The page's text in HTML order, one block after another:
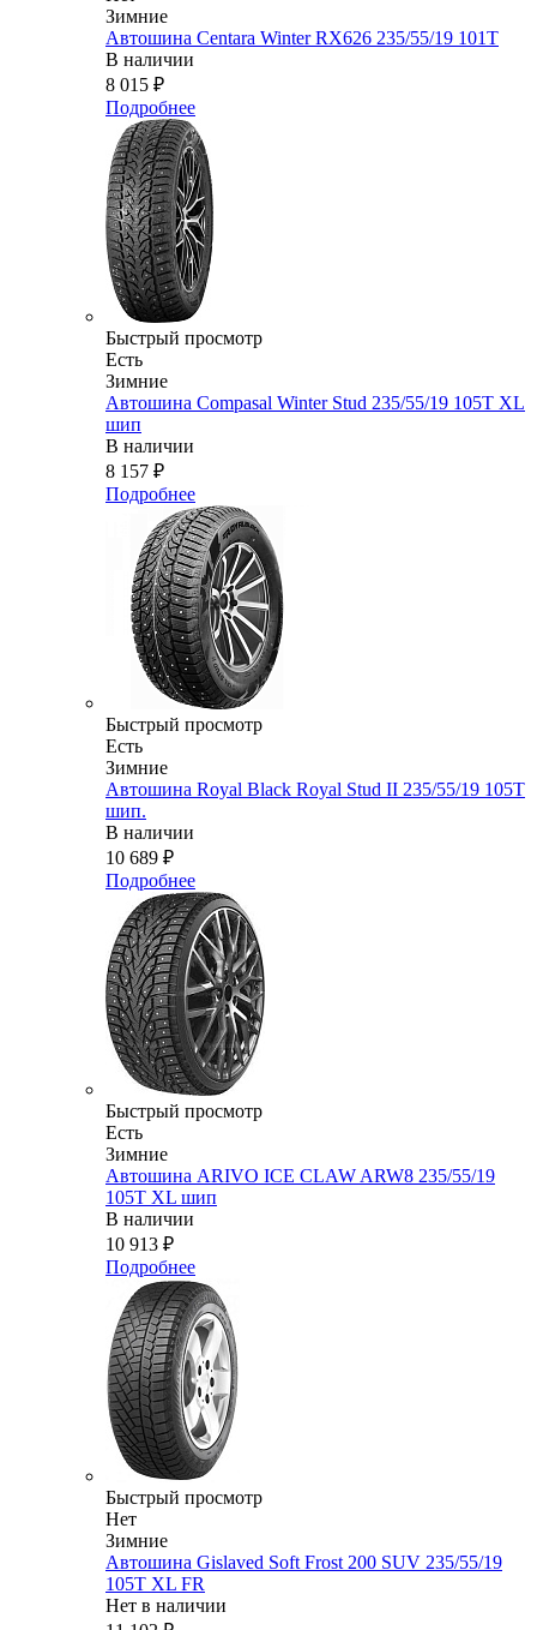
Зимние
Автошина Centara Winter RX626 235/55/19 101T
В наличии
8 015 ₽
Подробнее
Быстрый просмотр
Есть
Зимние
Автошина Compasal Winter Stud 235/55/19 105T XL
шип
В наличии
8 157 ₽
Подробнее
Быстрый просмотр
Есть
Зимние
Автошина Royal Black Royal Stud II 235/55/19 105T
шип.
В наличии
10 689 ₽
Подробнее
Быстрый просмотр
Есть
Зимние
Автошина ARIVO ICE CLAW ARW8 235/55/19
105T XL шип
В наличии
10 913 ₽
Подробнее
Быстрый просмотр
Нет
Зимние
Автошина Gislaved Soft Frost 200 SUV 235/55/19
105Т XL FR
Нет в наличии